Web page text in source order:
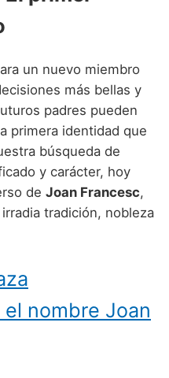
empiezan por E
empiezan por G
empiezan por H
empiezan por I
empiezan por J
empiezan por K
empiezan por L
Baleares
Cantabros
Castellanos
Catalanes
Extremeños
Gallegos
Madrileños
Murcianos
Navarros
Egipcios
Mitologicos
Romanos
Vikingos
Americanos
Arabes
Chinos
Franceses
Ingleses
Italianos
Judíos
Marroquíes
Portugueses
un nuevo miembro
más bellas y
padres pueden
primera identidad que
búsqueda de
y carácter, hoy
de Joan Francesc,
tradición, nobleza
nombre Joan